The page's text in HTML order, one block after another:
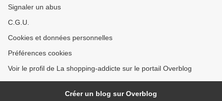
Signaler un abus
C.G.U.
Cookies et données personnelles
Préférences cookies
Voir le profil de La shopping-addicte sur le portail Overblog
Créer un blog sur Overblog